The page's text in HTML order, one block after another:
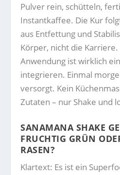
Pulver rein, schütteln,
Instantkaffee. Die Kur
aus Entfettung und
Körper, nicht die Karriere.
Anwendung ist wirklich
integrieren. Einmal
versorgt. Kein
Zutaten – nur Shake und
SANAMANA SHAKE
FRUCHTIG GRÜN
RASEN?
Klartext: Es ist ein